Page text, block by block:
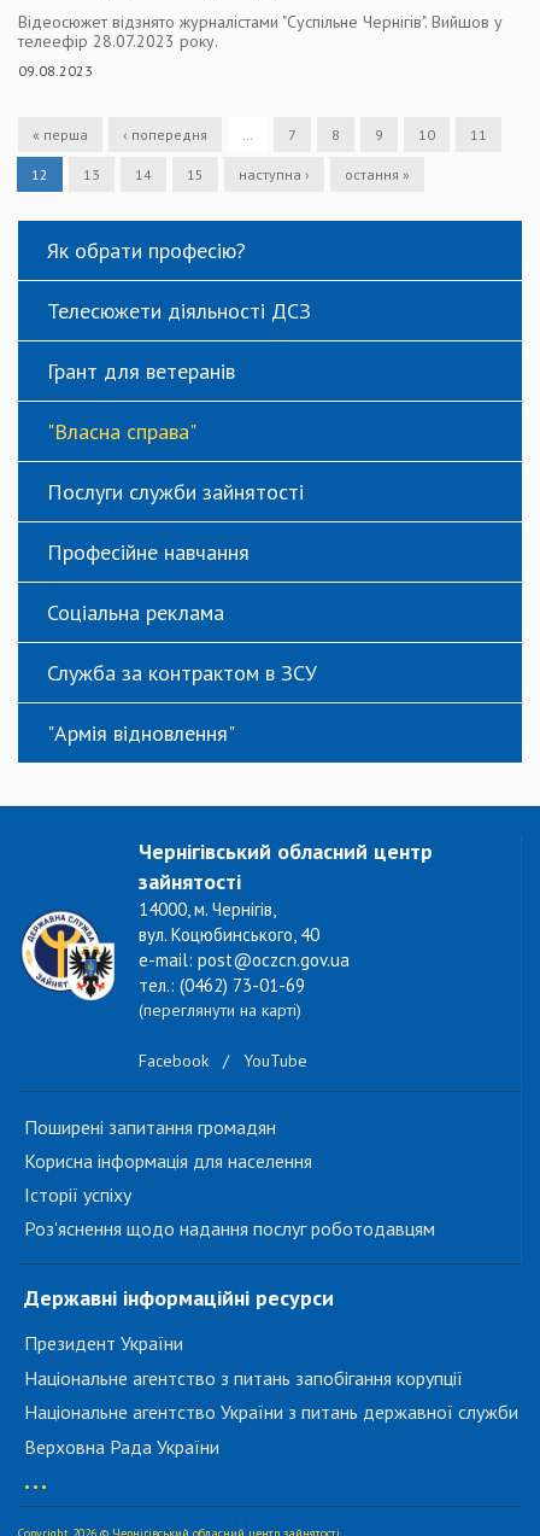
Відеосюжет відзнято журналістами "Суспільне Чернігів". Вийшов у
телеефір 28.07.2023 року.
09.08.2023
« перша ‹ попередня … 7 8 9 10 11
12 13 14 15 наступна › остання »
Як обрати професію?
Телесюжети діяльності ДСЗ
Грант для ветеранів
"Власна справа"
Послуги служби зайнятості
Професійне навчання
Соціальна реклама
Служба за контрактом в ЗСУ
"Армія відновлення"
Чернігівський обласний центр
зайнятості
14000, м. Чернігів,
вул. Коцюбинського, 40
e-mail: post@oczcn.gov.ua
тел.: (0462) 73-01-69
(переглянути на карті)
Facebook / YouTube
Поширені запитання громадян
Корисна інформація для населення
Історії успіху
Роз'яснення щодо надання послуг роботодавцям
Державні інформаційні ресурси
Президент України
Національне агентство з питань запобігання корупції
Національне агентство України з питань державної служби
Верховна Рада України
...
Copyright 2026 © Чернігівський обласний центр зайнятості